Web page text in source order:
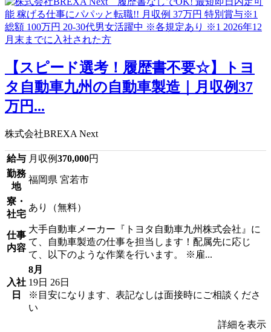
【スピード選考！履歴書不要☆】トヨ
タ自動車九州の自動車製造｜月収例37
万円...
株式会社BREXA Next
給与 月収例370,000円
勤務
地
福岡県 宮若市
寮・
社宅
あり（無料）
仕事
内容
大手自動車メーカー『トヨタ自動車九州株式会社』に
て、自動車製造の仕事を担当します！配属先に応じ
て、以下のような作業を行います。 ※雇...
入社
日
8月
19日 26日
※目安になります、表記なしは面接時にご相談くださ
い
詳細を表示